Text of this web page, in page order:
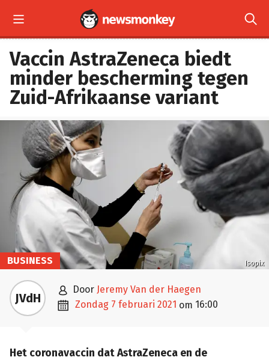
 
Vaccin AstraZeneca biedt
minder bescherming tegen
Zuid-Afrikaanse variant
Isopix
BUSINESS
JVdH  door Jeremy Van der Haegen
 zondag 7 februari 2021 om 16:00
Het coronavaccin dat AstraZeneca en de